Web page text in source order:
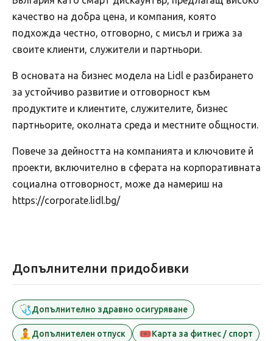
качество на добра цена, и компания, която
подхожда честно, отговорно, с мисъл и грижа за
своите клиенти, служители и партньори.
В основата на бизнес модела на Lidl е разбирането
за устойчиво развитие и отговорност към
продуктите и клиентите, служителите, бизнес
партньорите, околната среда и местните общности.
Повече за дейността на компанията и ключовите й
проекти, включително в сферата на корпоративната
социална отговорност, може да намериш на
https://corporate.lidl.bg/
Допълнителни придобивки
🩺Допълнително здравно осигуряване
🧘Допълнителен отпуск 🎟️Карта за фитнес / спорт